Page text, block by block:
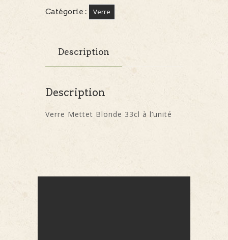
Catégorie : Verre
Description
Description
Verre Mettet Blonde 33cl à l’unité